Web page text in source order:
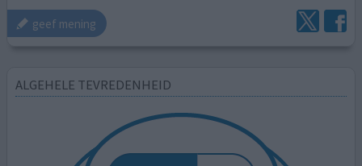
geef mening
ALGEHELE TEVREDENHEID